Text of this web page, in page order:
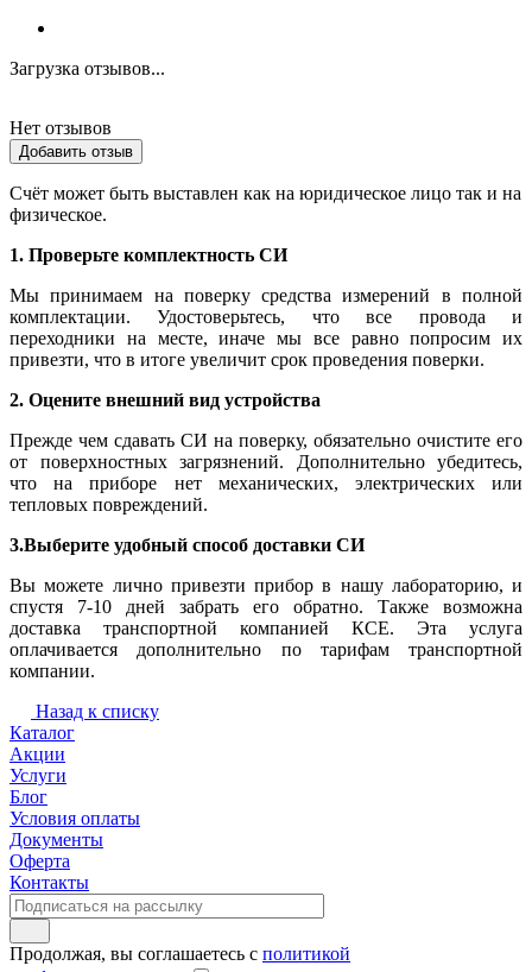
Загрузка отзывов...
Нет отзывов
Добавить отзыв
Счёт может быть выставлен как на юридическое лицо так и на
физическое.
1. Проверьте комплектность СИ
Мы принимаем на поверку средства измерений в полной
комплектации. Удостоверьтесь, что все провода и
переходники на месте, иначе мы все равно попросим их
привезти, что в итоге увеличит срок проведения поверки.
2. Оцените внешний вид устройства
Прежде чем сдавать СИ на поверку, обязательно очистите его
от поверхностных загрязнений. Дополнительно убедитесь,
что на приборе нет механических, электрических или
тепловых повреждений.
3.Выберите удобный способ доставки СИ
Вы можете лично привезти прибор в нашу лабораторию, и
спустя 7-10 дней забрать его обратно. Также возможна
доставка транспортной компанией КСЕ. Эта услуга
оплачивается дополнительно по тарифам транспортной
компании.
Назад к списку
Каталог
Акции
Услуги
Блог
Условия оплаты
Документы
Оферта
Контакты
Продолжая, вы соглашаетесь с политикой